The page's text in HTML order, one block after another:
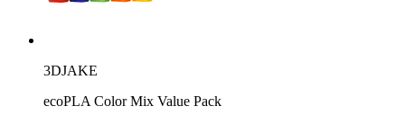
3DJAKE
ecoPLA Color Mix Value Pack